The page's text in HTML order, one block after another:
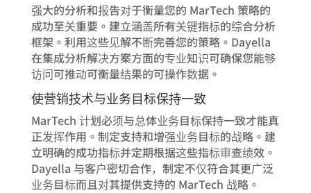
强大的分析和报告对于衡量您的 MarTech 策略的
成功至关重要。建立涵盖所有关键指标的综合分析
框架。利用这些见解不断完善您的策略。Dayella
在集成分析解决方案方面的专业知识可确保您能够
访问可推动可衡量结果的可操作数据。
使营销技术与业务目标保持一致
MarTech 计划必须与总体业务目标保持一致才能真
正发挥作用。制定支持和增强业务目标的战略。建
立明确的成功指标并定期根据这些指标审查绩效。
Dayella 与客户密切合作，制定不仅符合其更广泛
业务目标而且对其提供支持的 MarTech 战略。